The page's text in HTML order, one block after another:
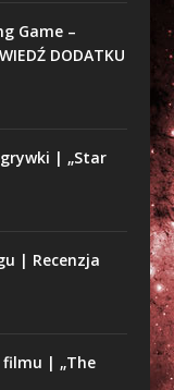
Game –
DODATKU
| „Star
| Recenzja
filmu | „The